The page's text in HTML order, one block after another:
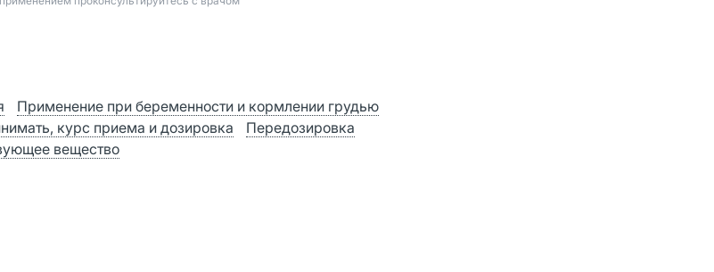
Применение при беременности и кормлении грудью
курс приема и дозировка
Передозировка
вещество